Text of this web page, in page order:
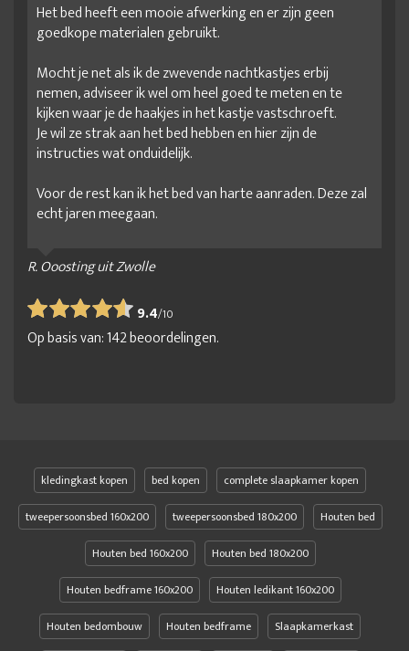
Het bed heeft een mooie afwerking en er zijn geen
goedkope materialen gebruikt.
Mocht je net als ik de zwevende nachtkastjes erbij
nemen, adviseer ik wel om heel goed te meten en te
kijken waar je de haakjes in het kastje vastschroeft.
Je wil ze strak aan het bed hebben en hier zijn de
instructies wat onduidelijk.
Voor de rest kan ik het bed van harte aanraden. Deze zal
echt jaren meegaan.
R. Ooosting uit Zwolle
9.4/10
Op basis van:142beoordelingen.
kledingkast kopen bed kopen
complete slaapkamer kopen
tweepersoonsbed 160x200
tweepersoonsbed 180x200
Houten bed
Houten bed 160x200
Houten bed 180x200
Houten bedframe 160x200
Houten ledikant 160x200
Houten bedombouw
Houten bedframe Slaapkamerkast